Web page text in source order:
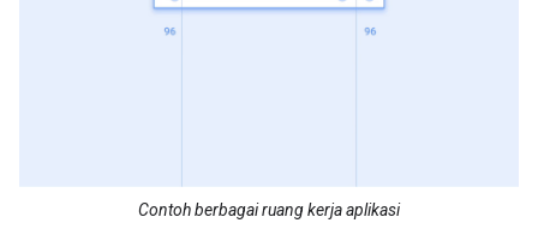
Contoh berbagai ruang kerja aplikasi